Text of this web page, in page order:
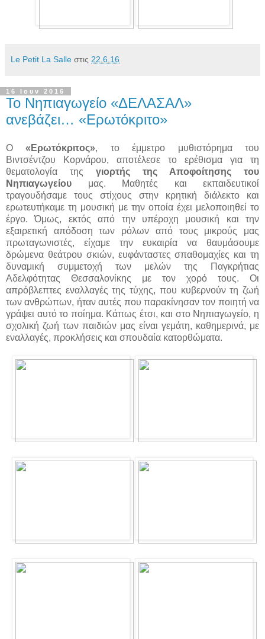
Le Petit La Salle στις 22.6.16
16 Ιουν 2016
To Νηπιαγωγείο «ΔΕΛΑΣΑΛ»
ανεβάζει… «Ερωτόκριτο»
Ο«Ερωτόκριτος», το έμμετρο μυθιστόρημα του
Βιντσέντζου Κορνάρου, αποτέλεσε το ερέθισμα για τη
θεματολογία της γιορτής της Αποφοίτησης του
Νηπιαγωγείου μας. Μαθητές και εκπαιδευτικοί
τραγουδήσαμε τους στίχους στην κρητική διάλεκτο και
ερωτευτήκαμε τη μουσική με την οποία έχει μελοποιηθεί το
έργο. Όμως, εκτός από την υπέροχη μουσική και την
εξαιρετική απόδοση των ρόλων από τους μικρούς μας
πρωταγωνιστές, είχαμε την ευκαιρία να θαυμάσουμε
δρώμενα θεάτρου σκιών, ευφάνταστες σπαθομαχίες και τη
δυναμική συμμετοχή των μελών της Παγκρήτιας
Αδελφότητας Θεσσαλονίκης με τον χορό τους. Οι
απρόβλεπτες εναλλαγές της τύχης, που κυβερνούν τη ζωή
των ανθρώπων, ήταν αυτές που παρακίνησαν τον ποιητή να
γράψει αυτό το ποίημα. Κάπως έτσι, και στο Νηπιαγωγείο, η
σχολική ζωή των παιδιών μας είναι γεμάτη, καθημερινά, με
εναλλαγές, προκλήσεις και σπουδαία κατορθώματα.